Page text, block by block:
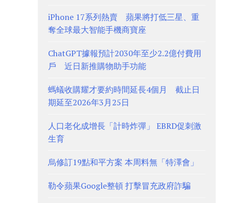
iPhone 17系列熱賣 蘋果將打低三星、重
奪全球最大智能手機商寶座
ChatGPT據報預計2030年至少2.2億付費用
戶 近日新推購物助手功能
螞蟻收購耀才要約時間延長4個月 截止日
期延至2026年3月25日
人口老化成增長「計時炸彈」 EBRD促刺激
生育
烏修訂19點和平方案 本周料無「特澤會」
勒令蘋果Google整頓 打擊冒充政府詐騙